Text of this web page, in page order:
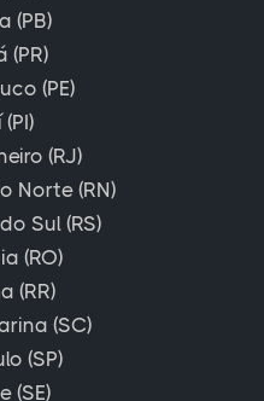
(PB)
(PR)
(PE)
(RJ)
Norte (RN)
Sul (RS)
(RO)
(RR)
(SC)
(SP)
(SE)